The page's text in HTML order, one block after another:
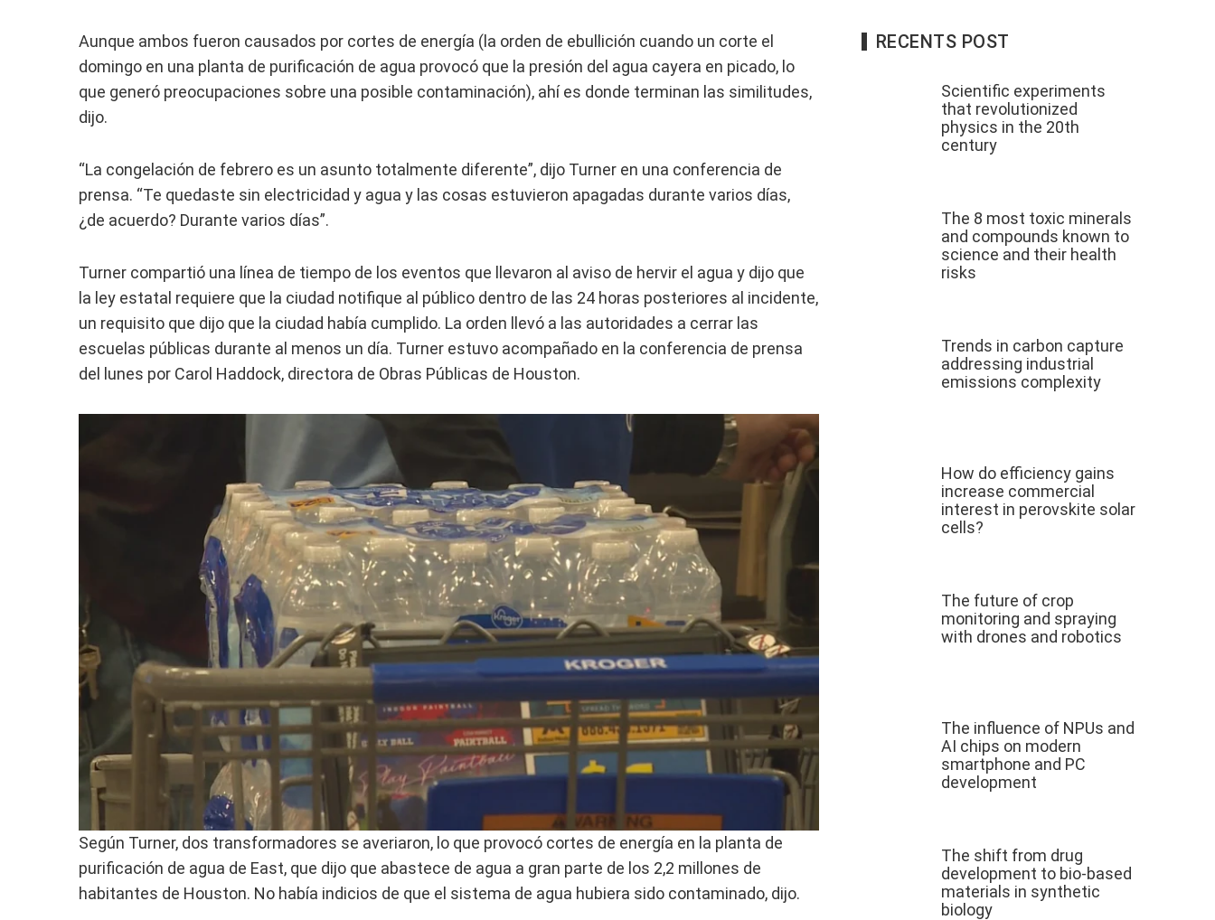
Aunque ambos fueron causados ​​por cortes de energía (la orden de ebullición cuando un corte el
domingo en una planta de purificación de agua provocó que la presión del agua cayera en picado, lo
que generó preocupaciones sobre una posible contaminación), ahí es donde terminan las similitudes,
dijo.
“La congelación de febrero es un asunto totalmente diferente”, dijo Turner en una conferencia de
prensa. “Te quedaste sin electricidad y agua y las cosas estuvieron apagadas durante varios días,
¿de acuerdo? Durante varios días”.
Turner compartió una línea de tiempo de los eventos que llevaron al aviso de hervir el agua y dijo que
la ley estatal requiere que la ciudad notifique al público dentro de las 24 horas posteriores al incidente,
un requisito que dijo que la ciudad había cumplido. La orden llevó a las autoridades a cerrar las
escuelas públicas durante al menos un día. Turner estuvo acompañado en la conferencia de prensa
del lunes por Carol Haddock, directora de Obras Públicas de Houston.
Según Turner, dos transformadores se averiaron, lo que provocó cortes de energía en la planta de
purificación de agua de East, que dijo que abastece de agua a gran parte de los 2,2 millones de
habitantes de Houston. No había indicios de que el sistema de agua hubiera sido contaminado, dijo.
RECENTS POST
Scientific experiments
that revolutionized
physics in the 20th
century
The 8 most toxic minerals
and compounds known to
science and their health
risks
Trends in carbon capture
addressing industrial
emissions complexity
How do efficiency gains
increase commercial
interest in perovskite solar
cells?
The future of crop
monitoring and spraying
with drones and robotics
The influence of NPUs and
AI chips on modern
smartphone and PC
development
The shift from drug
development to bio-based
materials in synthetic
biology